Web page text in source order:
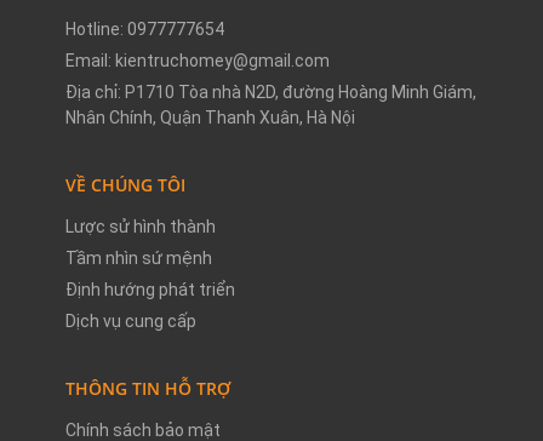
Hotline: 0977777654
Email: kientruchomey@gmail.com
Địa chỉ: P1710 Tòa nhà N2D, đường Hoàng Minh Giám,
Nhân Chính, Quận Thanh Xuân, Hà Nội
VỀ CHÚNG TÔI
Lược sử hình thành
Tầm nhìn sứ mệnh
Định hướng phát triển
Dịch vụ cung cấp
THÔNG TIN HỖ TRỢ
Chính sách bảo mật